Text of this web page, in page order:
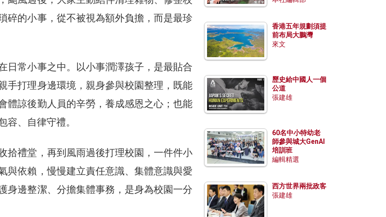
碎的小事，從不被視為額外負擔，而是最珍
日常小事之中。以小事潤澤孩子，是最貼合
手打理身邊環境，親身參與校園整理，既能
體諒後勤人員的辛勞，養成感恩之心；也能
容、自律守禮。
拾禮堂，再到風雨過後打理校園，一件件小
與依賴，慢慢建立責任意識、集體意識與愛
身邊整潔、分擔集體事務，是身為校園一分
香港五年規劃須提
前布局大鵬灣
來文
歷史給中國人一個
公道
張建雄
60名中小特幼老
師參與城大GenAI
培訓班
編輯精選
西方世界兩批政客
張建雄